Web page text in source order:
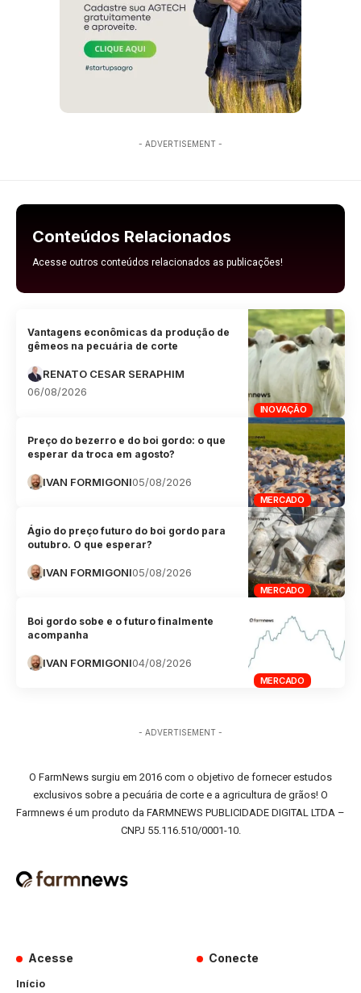
- ADVERTISEMENT -
Conteúdos Relacionados
Acesse outros conteúdos relacionados as publicações!
INOVAÇÃO
Vantagens econômicas da produção de
gêmeos na pecuária de corte
RENATO CESAR SERAPHIM
06/08/2026
MERCADO
Preço do bezerro e do boi gordo: o que
esperar da troca em agosto?
IVAN FORMIGONI05/08/2026
MERCADO
Ágio do preço futuro do boi gordo para
outubro. O que esperar?
IVAN FORMIGONI05/08/2026
MERCADO
Boi gordo sobe e o futuro finalmente
acompanha
IVAN FORMIGONI04/08/2026
- ADVERTISEMENT -
O FarmNews surgiu em 2016 com o objetivo de fornecer estudos
exclusivos sobre a pecuária de corte e a agricultura de grãos! O
Farmnews é um produto da FARMNEWS PUBLICIDADE DIGITAL LTDA –
CNPJ 55.116.510/0001-10.
Acesse
Início
Conecte